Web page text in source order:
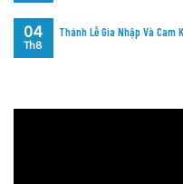
Thánh Lễ Gia Nhập Và Cam
04
Th8